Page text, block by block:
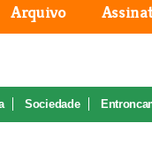
Arquivo
Sociedade